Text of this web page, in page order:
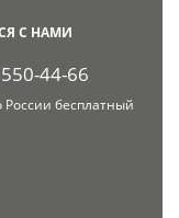
С НАМИ
44-66
России бесплатный